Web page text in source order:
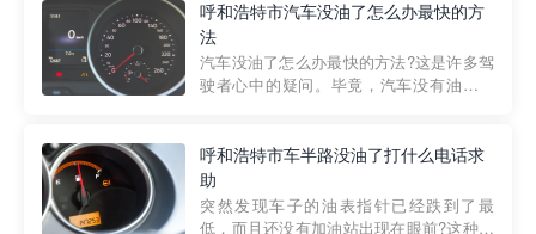
的送油师傅，解决没油的紧急情况。 首
先，让我们来了解一下穿...
呼和浩特市汽车没油了怎么办最快的方
法
汽车没油了怎么办最快的方法?这是许多驾
驶者心中的疑问。毕竟，汽车没有油就无
一种新的解决方案——穿越者小程序。 穿
越者小程序是一款专门解决汽车没油问题
的在线服务平台。通过...
呼和浩特市车半路没油了打什么电话求
助
突然发现车子的油表指针已经跌到了最
低，而且还没有加油站出现在眼前?这种情